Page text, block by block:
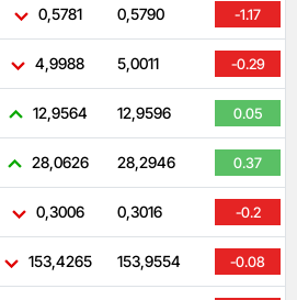
0,5781 0,5790 -1.17
4,9988 5,0011 -0.29
12,9564 12,9596 0.05
28,0626 28,2946 0.37
0,3006 0,3016 -0.2
153,4265 153,9554 -0.08